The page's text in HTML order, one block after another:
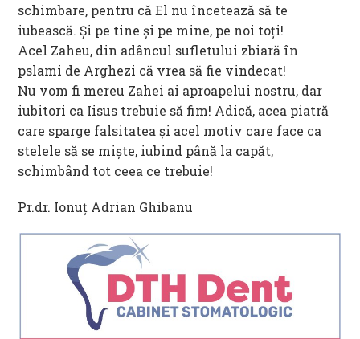
schimbare, pentru că El nu încetează să te
iubească. Și pe tine și pe mine, pe noi toți!
Acel Zaheu, din adâncul sufletului zbiară în
pslami de Arghezi că vrea să fie vindecat!
Nu vom fi mereu Zahei ai aproapelui nostru, dar
iubitori ca Iisus trebuie să fim! Adică, acea piatră
care sparge falsitatea și acel motiv care face ca
stelele să se miște, iubind până la capăt,
schimbând tot ceea ce trebuie!
Pr.dr. Ionuț Adrian Ghibanu